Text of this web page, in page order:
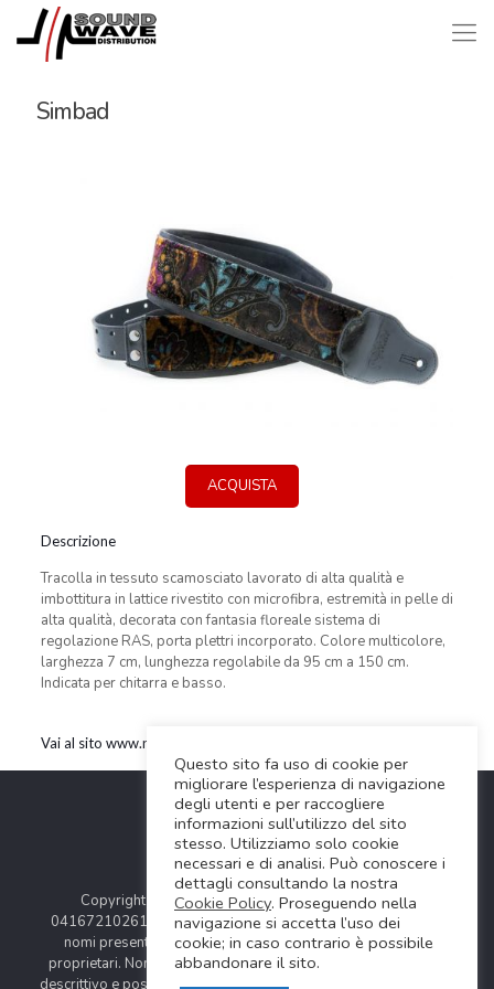
Simbad
ACQUISTA
Descrizione
Tracolla in tessuto scamosciato lavorato di alta qualità e
imbottitura in lattice rivestito con microfibra, estremità in pelle di
alta qualità, decorata con fantasia floreale sistema di
regolazione RAS, porta plettri incorporato. Colore multicolore,
larghezza 7 cm, lunghezza regolabile da 95 cm a 150 cm.
Indicata per chitarra e basso.
Vai al sito www.rightonstraps.com
Copyright © 2024 Soundwave Distribution Srl - P.I.
04167210261 |
COOKIES POLICY| Tutti i marchi, i prodotti e i
nomi presentati in questo sito sono registrati dai legittimi
proprietari. Nomi e caratteristiche sono citati solamente al fine
descrittivo e possono variare senza obbligo di preavviso, quindi
Questo sito fa uso di cookie per
migliorare l’esperienza di navigazione
degli utenti e per raccogliere
informazioni sull’utilizzo del sito
stesso. Utilizziamo solo cookie
necessari e di analisi. Può conoscere i
dettagli consultando la nostra
Cookie Policy. Proseguendo nella
navigazione si accetta l’uso dei
cookie; in caso contrario è possibile
abbandonare il sito.